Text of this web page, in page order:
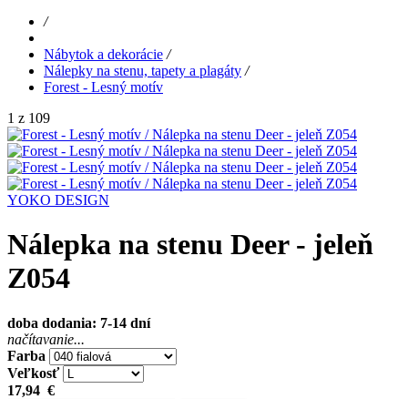
/
Nábytok a dekorácie /
Nálepky na stenu, tapety a plagáty /
Forest - Lesný motív
1 z 109
YOKO DESIGN
Nálepka na stenu Deer - jeleň
Z054
doba dodania: 7-14 dní
načítavanie...
Farba
Veľkosť
17,94 €